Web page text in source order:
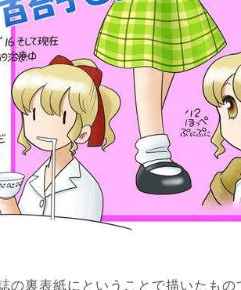
の裏表紙にということで描いたもの